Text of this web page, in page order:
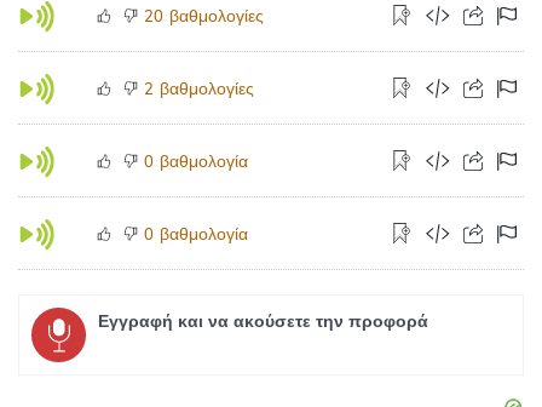
20 βαθμολογίες
2 βαθμολογίες
0 βαθμολογία
0 βαθμολογία
Εγγραφή και να ακούσετε την προφορά